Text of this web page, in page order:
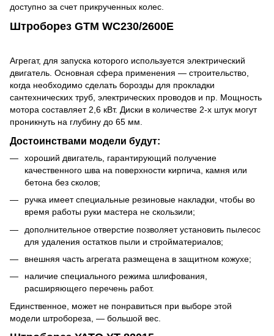
доступно за счет прикрученных колес.
Штроборез GTM WC230/2600E
Агрегат, для запуска которого используется электрический
двигатель. Основная сфера применения ― строительство,
когда необходимо сделать борозды для прокладки
сантехнических труб, электрических проводов и пр. Мощность
мотора составляет 2,6 кВт. Диски в количестве 2-х штук могут
проникнуть на глубину до 65 мм.
Достоинствами модели будут:
хороший двигатель, гарантирующий получение
качественного шва на поверхности кирпича, камня или
бетона без сколов;
ручка имеет специальные резиновые накладки, чтобы во
время работы руки мастера не скользили;
дополнительное отверстие позволяет установить пылесос
для удаления остатков пыли и стройматериалов;
внешняя часть агрегата размещена в защитном кожухе;
наличие специального режима шлифования,
расширяющего перечень работ.
Единственное, может не понравиться при выборе этой
модели штробореза, ― большой вес.